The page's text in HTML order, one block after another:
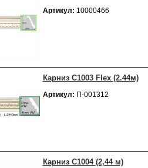
Артикул: 10000466
Карниз C1003 Flex (2.44м)
Артикул: П-001312
Карниз C1004 (2,44 м)